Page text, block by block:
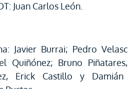
Juan Carlos León.
Javier Burrai; Pedro
Quiñónez; Bruno
Erick Castillo y Damián